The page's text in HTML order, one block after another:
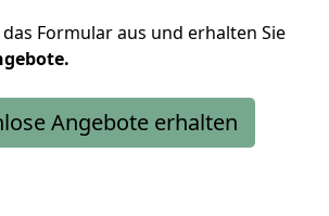
das Formular aus und erhalten Sie
Angebote erhalten